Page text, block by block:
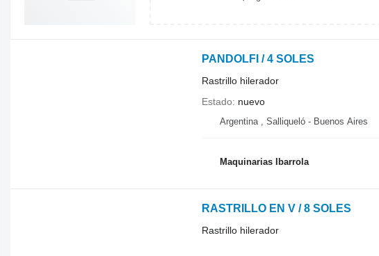
PANDOLFI / 4 SOLES
Rastrillo hilerador
Estado
nuevo
Argentina , Salliqueló - Buenos Aires
Maquinarias Ibarrola
RASTRILLO EN V / 8 SOLES
Rastrillo hilerador